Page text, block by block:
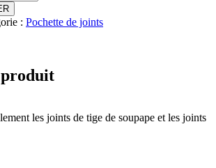
: Pochette de joints
les joints de tige de soupape et les joints